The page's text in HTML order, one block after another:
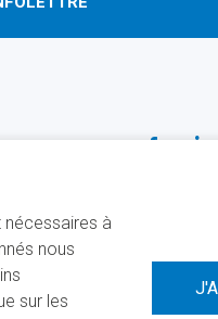
SUIVEZ-NOUS!
nécessaires à
nous
sur les